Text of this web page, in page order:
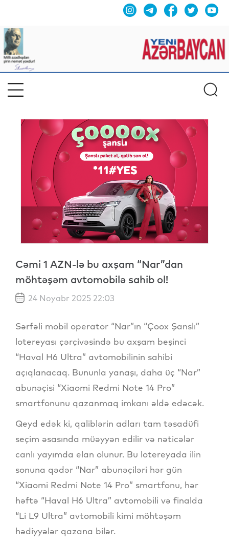
Cəmi 1 AZN-lə bu axşam “Nar”dan
möhtəşəm avtomobilə sahib ol!
24 Noyabr 2025 22:03
Sərfəli mobil operator “Nar”ın “Çoox Şanslı”
lotereyası çərçivəsində bu axşam beşinci
“Haval H6 Ultra” avtomobilinin sahibi
açıqlanacaq. Bununla yanaşı, daha üç “Nar”
abunəçisi “Xiaomi Redmi Note 14 Pro”
smartfonunu qazanmaq imkanı əldə edəcək.
Qeyd edək ki, qaliblərin adları tam təsadüfi
seçim əsasında müəyyən edilir və nəticələr
canlı yayımda elan olunur. Bu lotereyada ilin
sonuna qədər “Nar” abunəçiləri hər gün
“Xiaomi Redmi Note 14 Pro” smartfonu, hər
həftə “Haval H6 Ultra” avtomobili və finalda
“Li L9 Ultra” avtomobili kimi möhtəşəm
hədiyyələr qazana bilər.